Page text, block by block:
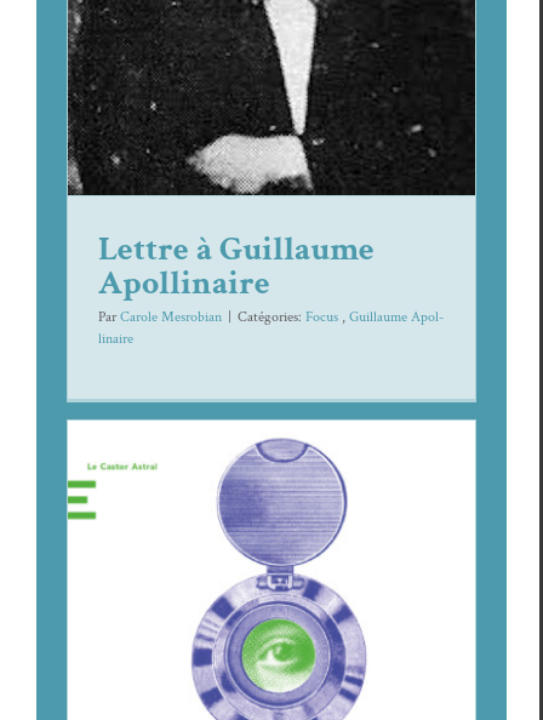
Lettre à Guillaume
Apollinaire
ParCarole Mesrobian Caté­gories: Focus , Guil­laume Apol­
li­naire
“Apo” et “Le Paris d’Apollinaire”